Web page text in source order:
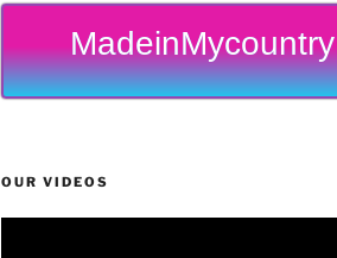
MadeinMycountry
OUR VIDEOS